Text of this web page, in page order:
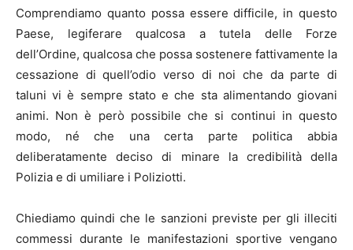
Comprendiamo quanto possa essere difficile, in questo
Paese, legiferare qualcosa a tutela delle Forze
dell’Ordine, qualcosa che possa sostenere fattivamente la
cessazione di quell’odio verso di noi che da parte di
taluni vi è sempre stato e che sta alimentando giovani
animi. Non è però possibile che si continui in questo
modo, né che una certa parte politica abbia
deliberatamente deciso di minare la credibilità della
Polizia e di umiliare i Poliziotti.
Chiediamo quindi che le sanzioni previste per gli illeciti
commessi durante le manifestazioni sportive vengano